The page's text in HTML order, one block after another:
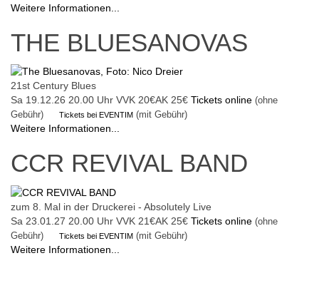
Weitere Informationen...
THE BLUESANOVAS
21st Century Blues
Sa 19.12.26 20.00 Uhr VVK 20€AK 25€ Tickets online (ohne
Gebühr)
Tickets bei EVENTIM (mit Gebühr)
Weitere Informationen...
CCR REVIVAL BAND
zum 8. Mal in der Druckerei - Absolutely Live
Sa 23.01.27 20.00 Uhr VVK 21€AK 25€ Tickets online (ohne
Gebühr)
Tickets bei EVENTIM (mit Gebühr)
Weitere Informationen...